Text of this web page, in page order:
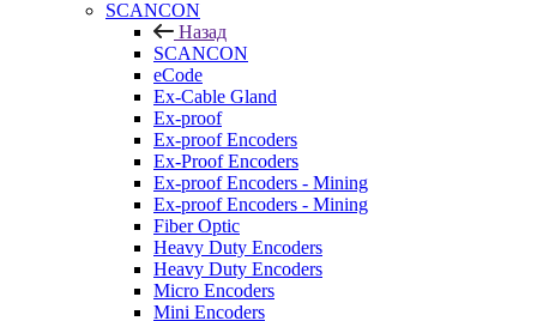
SCANCON
Назад
SCANCON
eCode
Ex-Cable Gland
Ex-proof
Ex-proof Encoders
Ex-Proof Encoders
Ex-proof Encoders - Mining
Ex-proof Encoders - Mining
Fiber Optic
Heavy Duty Encoders
Heavy Duty Encoders
Micro Encoders
Mini Encoders